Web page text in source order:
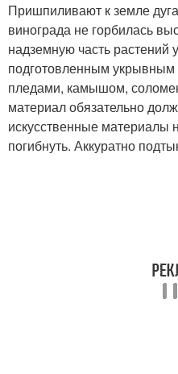
Пришпиливают к земле
винограда не горбилась
надземную часть растений
подготовленным
пледами, камышом,
материал обязательно
искусственные материалы
погибнуть. Аккуратно